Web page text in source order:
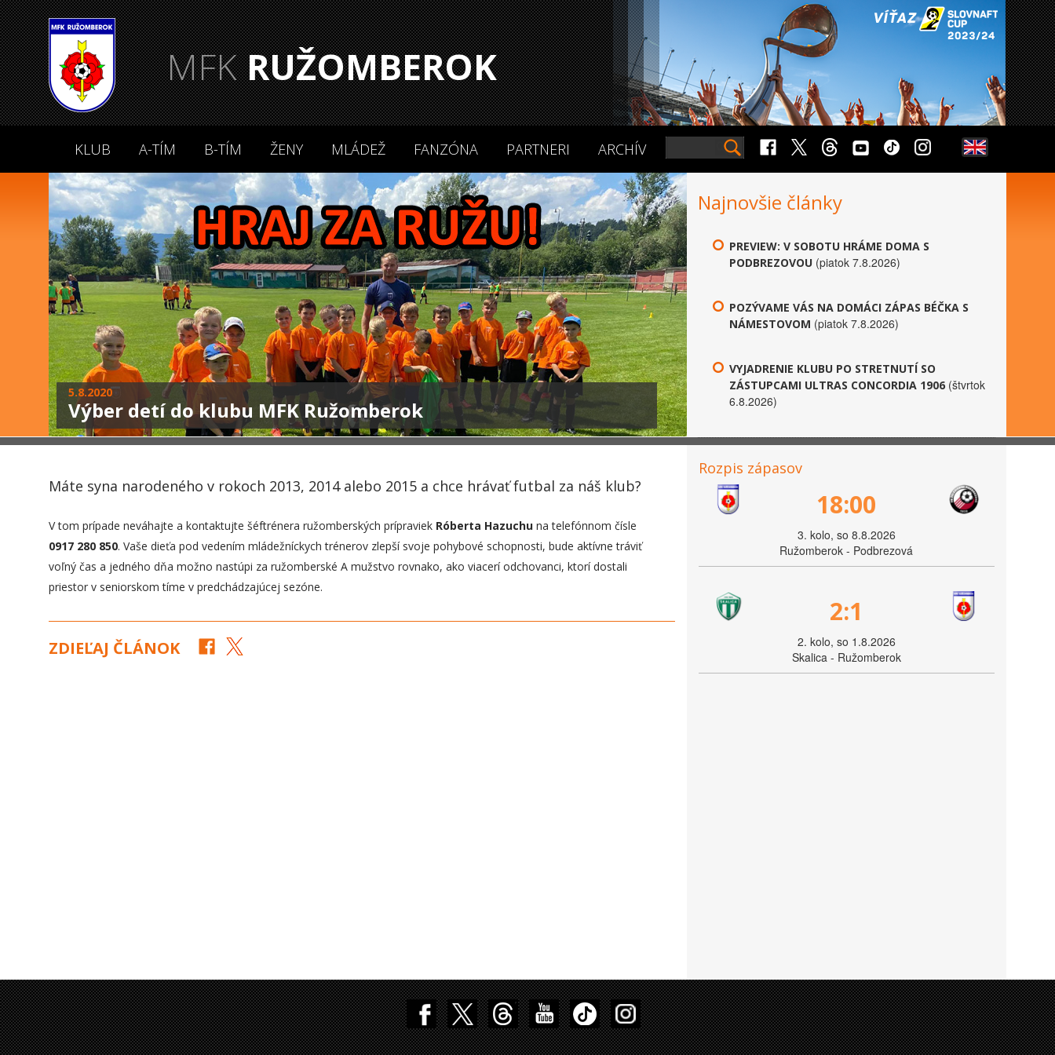
MFKRUŽOMBEROK
KLUB A-TÍM B-TÍM ŽENY MLÁDEŽ FANZÓNA PARTNERI ARCHÍV
5.8.2020
Výber detí do klubu MFK Ružomberok
Najnovšie články
PREVIEW: V SOBOTU HRÁME DOMA S
PODBREZOVOU (piatok 7.8.2026)
POZÝVAME VÁS NA DOMÁCI ZÁPAS BÉČKA S
NÁMESTOVOM (piatok 7.8.2026)
VYJADRENIE KLUBU PO STRETNUTÍ SO
ZÁSTUPCAMI ULTRAS CONCORDIA 1906 (štvrtok
6.8.2026)
Máte syna narodeného v rokoch 2013, 2014 alebo 2015 a chce hrávať futbal za náš klub?
V tom prípade neváhajte a kontaktujte šéftrénera ružomberských prípraviek Róberta Hazuchu na telefónnom čísle
0917 280 850. Vaše dieťa pod vedením mládežníckych trénerov zlepší svoje pohybové schopnosti, bude aktívne tráviť
voľný čas a jedného dňa možno nastúpi za ružomberské A mužstvo rovnako, ako viacerí odchovanci, ktorí dostali
priestor v seniorskom tíme v predchádzajúcej sezóne.
ZDIEĽAJ ČLÁNOK
Rozpis zápasov
18:00
3. kolo, so 8.8.2026
Ružomberok - Podbrezová
2:1
2. kolo, so 1.8.2026
Skalica - Ružomberok